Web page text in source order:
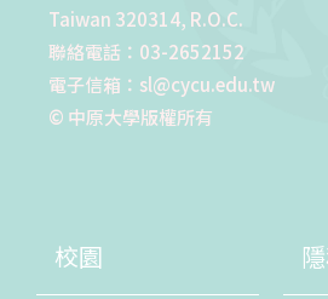
Taiwan 320314, R.O.C.
聯絡電話：03-2652152
電子信箱：sl@cycu.edu.tw
© 中原大學版權所有
校園